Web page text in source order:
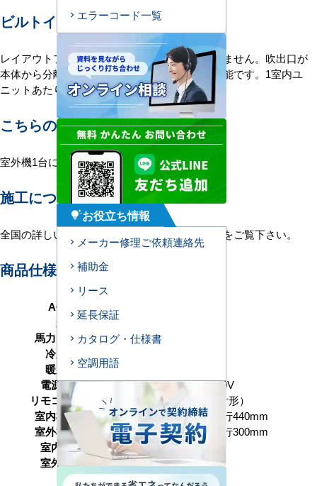
ビルトイン形エアコンの特長
レイアウトフリーで照明や換気装置に左右されません。吹出口が
本体から分離しているので、変形の室に設置可能です。1室内ユ
ニットあたり吹出し口は2～4個設置できます。
こちらの機種について
室外機1台に室内機1台を接続する1対1構成。
施工について
全国の詳しい施工エリアに関しましては こちら をご覧下さい。
商品仕様＜参考例＞
AC型番
形状
馬力（能力）
2馬力 P50形
冷房能力
暖房能力
電源タイプ
単相200V／三相200V
リモコンタイプ
ワイヤード（壁取付形）
室内機サイズ
高さ325×幅850×奥行440mm
室外機サイズ
高さ629×幅799×奥行300mm
室内機重量
27+4(kg)
室外機重量
42kg
エラーコード一覧
tips_and_updatesお役立ち情報
メーカー修理ご依頼連絡先
補助金
リース
延長保証
カタログ・仕様書
空調用語